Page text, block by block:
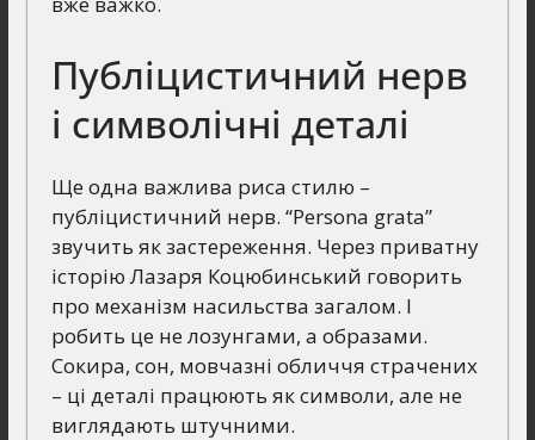
Публіцистичний нерв
і символічні деталі
Ще одна важлива риса стилю –
публіцистичний нерв. “Persona grata”
звучить як застереження. Через приватну
історію Лазаря Коцюбинський говорить
про механізм насильства загалом. І
робить це не лозунгами, а образами.
Сокира, сон, мовчазні обличчя страчених
– ці деталі працюють як символи, але не
виглядають штучними.